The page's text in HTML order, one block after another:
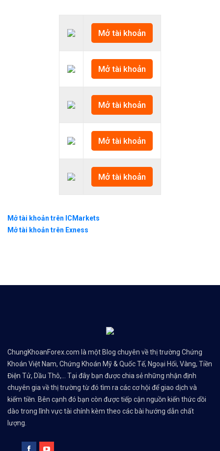
Mở tài khoản
Mở tài khoản
Mở tài khoản
Mở tài khoản
Mở tài khoản
Mở tài khoản trên ICMarkets
Mở tài khoản trên Exness
ChungKhoanForex.com là một Blog chuyên về thị trường Chứng
Khoán Việt Nam, Chứng Khoán Mỹ & Quốc Tế, Ngoại Hối, Vàng, Tiền
Điện Tử, Dầu Thô,... Tại đây bạn được chia sẻ những nhận định
chuyên gia về thị trường từ đó tìm ra các cơ hội để giao dịch và
kiếm tiền. Bên cạnh đó bạn còn được tiếp cận nguồn kiến thức dồi
dào trong lĩnh vực tài chính kèm theo các bài hướng dẫn chất
lượng.